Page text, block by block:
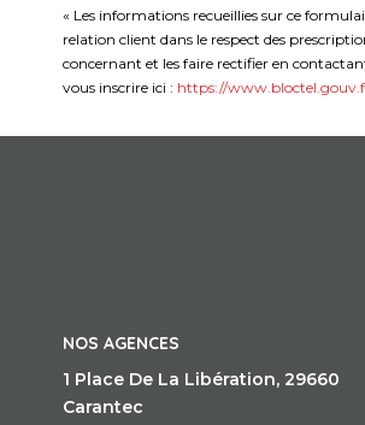
« Les informations recueillies sur ce
relation client dans le respect des
concernant et les faire rectifier en
vous inscrire ici : https://
NOS AGENCES
1 Place De La Libération, 29660
Carantec